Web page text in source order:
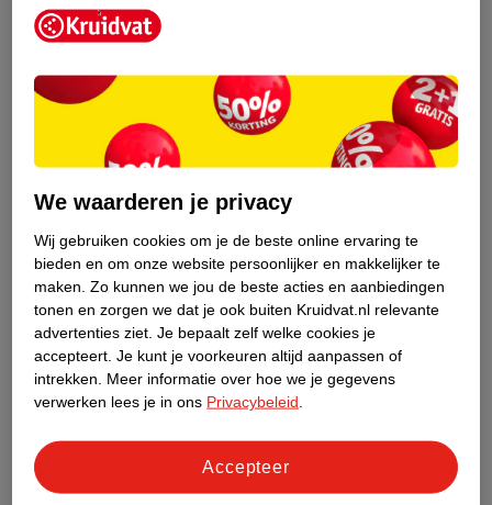
Geef je je nagels graag een mooi kleurtje? Let er dan op dat je
een vochtinbrengende
als basis om je nagels te beschermen. Zorg er daarnaast voor dat
je ook af en toe een paar dagen even geen nagellak draagt. Zo
geef je je nagels de kans om te ademen en tot rust te komen. En
dat maakt ze sterker en mooier.
We waarderen je privacy
Wij gebruiken cookies om je de beste online ervaring te
bieden en om onze website persoonlijker en makkelijker te
maken. Zo kunnen we jou de beste acties en aanbiedingen
tonen en zorgen we dat je ook buiten Kruidvat.nl relevante
advertenties ziet. Je bepaalt zelf welke cookies je
accepteert. Je kunt je voorkeuren altijd aanpassen of
intrekken.
Meer informatie over hoe we je gegevens
verwerken lees je in ons Privacybeleid
Accepteer